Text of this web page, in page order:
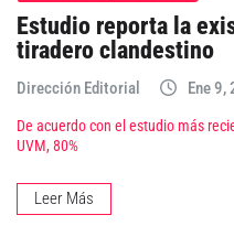
Estudio reporta la
tiradero clandestino
Dirección Editorial Ene 9,
De acuerdo con el estudio más
UVM, 80%
Leer Más